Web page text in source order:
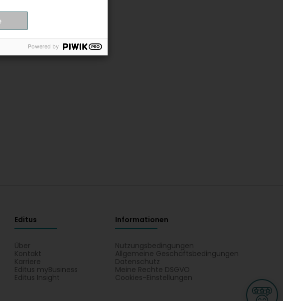
Editus
Über
Kontakt
Karriere
Editus myBusiness
Editus Insight
Informationen
Nutzungsbedingungen
Allgemeine Geschäftsbedingungen
Datenschutz
Meine Rechte DSGVO
Cookies-Einstellungen
Powered by